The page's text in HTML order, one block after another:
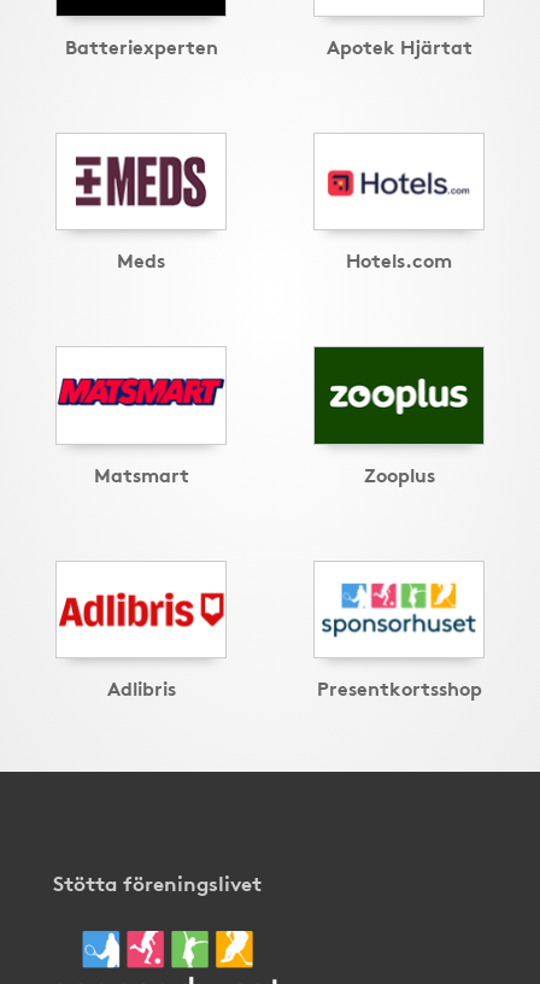
Batteriexperten Apotek Hjärtat
Meds Hotels.com
Matsmart Zooplus
Adlibris Presentkortsshop
Stötta föreningslivet